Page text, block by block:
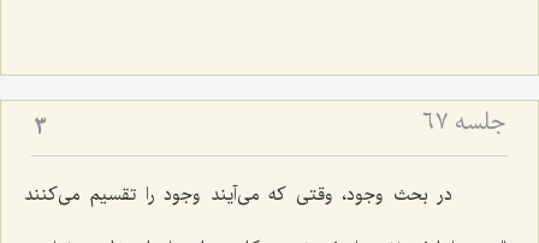
جلسه ۶۷ 3
در بحث وجود، وقتى كه مى‌آیند وجود را تقسیم مى‌كنند